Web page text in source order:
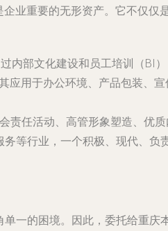
业重要的无形资产。它不仅仅
内部文化建设和员工培训（BI
应用于办公环境、产品包装、
责任活动、高管形象塑造、优
等行业，一个积极、现代、
一的困境。因此，委托给重